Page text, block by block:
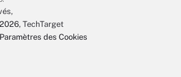
, TechTarget
Paramètres des Cookies